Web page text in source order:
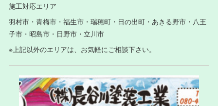
施工対応エリア
羽村市・青梅市・福生市・瑞穂町・日の出町・あきる野市・八王
子市・昭島市・日野市・立川市
※上記以外のエリアは、お気軽にご相談下さい。